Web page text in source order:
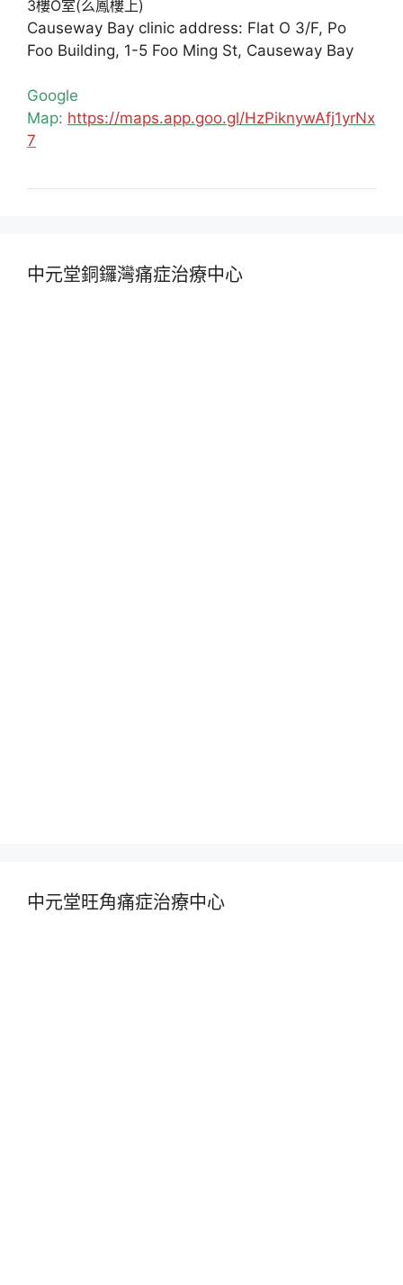
3樓O室(么鳳樓上)
Causeway Bay clinic address: Flat O 3/F, Po
Foo Building, 1-5 Foo Ming St, Causeway Bay
Google
Map: https://maps.app.goo.gl/HzPiknywAfj1yrNx
7
中元堂銅鑼灣痛症治療中心
中元堂旺角痛症治療中心